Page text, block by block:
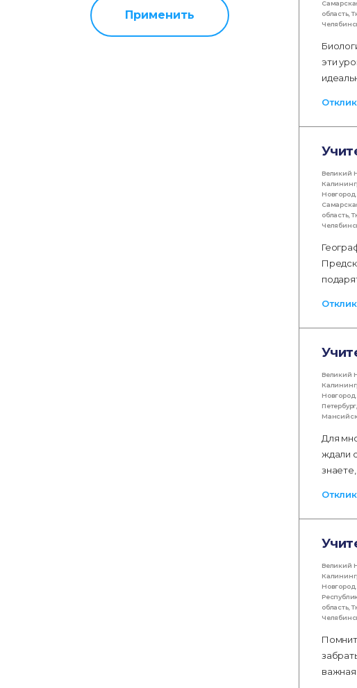
Применить
область,
эти
Великий
Новгород
область,
Великий
Новгород
Петербург
Для
ждали
Великий
Новгород
область,
важная